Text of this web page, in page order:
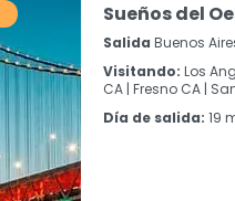
Sueños del
Salida Buenos
Visitando: Los
CA | Fresno CA |
Día de salida: 19